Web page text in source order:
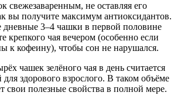
свежезаваренным, не оставляя его
вы получите максимум антиоксидантов.
дневные 3–4 чашки в первой половине
крепкого чая вечером (особенно если
к кофеину), чтобы сон не нарушался.
чашек зелёного чая в день считается
здорового взрослого. В таком объёме
свои полезные свойства в полной мере.